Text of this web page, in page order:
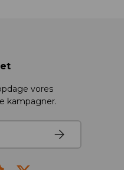
vores
kampagner.
Tilmeld